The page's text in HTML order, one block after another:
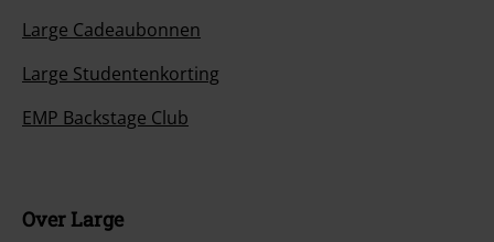
Large Cadeaubonnen
Large Studentenkorting
EMP Backstage Club
Over Large